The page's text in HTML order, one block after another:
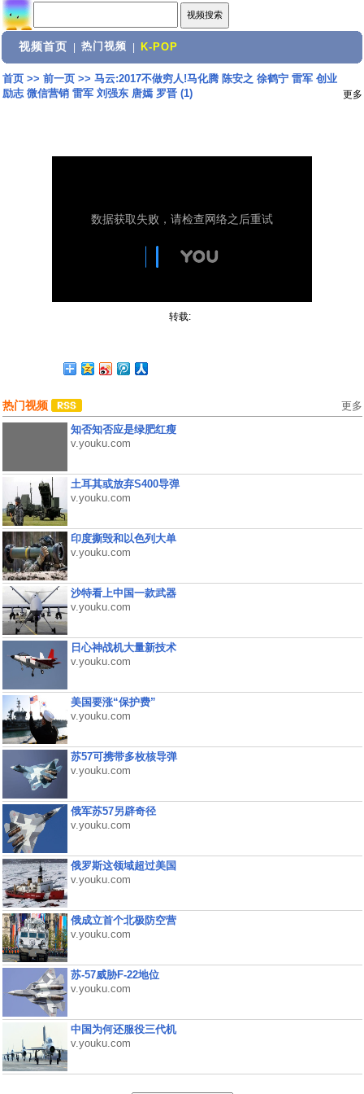
视频首页 热门视频 K-POP
首页>> 前一页>> 马云:2017不做穷人!马化腾 陈安之 徐鹤宁 雷军 创业
励志 微信营销 雷军 刘强东 唐嫣 罗晋 (1)
更多
转载:
热门视频 更多
知否知否应是绿肥红瘦
v.youku.com
土耳其或放弃S400导弹
v.youku.com
印度撕毁和以色列大单
v.youku.com
沙特看上中国一款武器
v.youku.com
日心神战机大量新技术
v.youku.com
美国要涨“保护费”
v.youku.com
苏57可携带多枚核导弹
v.youku.com
俄军苏57另辟奇径
v.youku.com
俄罗斯这领域超过美国
v.youku.com
俄成立首个北极防空营
v.youku.com
苏-57威胁F-22地位
v.youku.com
中国为何还服役三代机
v.youku.com